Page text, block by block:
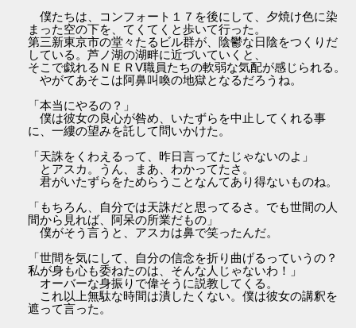
僕たちは、コンフォート１７を後にして、夕焼け色に染
まった空の下を、てくてくと歩いて行った。
第三新東京市の堂々たるビル群が、陰鬱な日陰をつくりだ
している。芦ノ湖の湖畔に近づいていくと、
そこで戯れるＮＥＲV職員たちの軟弱な気配が感じられる。
やがてあそこは阿鼻叫喚の地獄となるだろうね。
「本当にやるの？」
僕は彼女の良心が咎め、いたずらを中止してくれる事
に、一縷の望みを託して問いかけた。
「天誅をくわえるって、昨日言ってたじゃないのよ」
とアスカ。うん、まあ、わかってたさ。
君がいたずらをためらうことなんてあり得ないものね。
「もちろん、自分では天誅だと思ってるさ。でも世間の人
間から見れば、阿呆の所業だもの」
僕がそう言うと、アスカは鼻で笑ったんだ。
「世間を気にして、自分の信念を折り曲げるっていうの？
私が身も心も委ねたのは、そんな人じゃないわ！」
オーバーな身振りで偉そうに説教してくる。
これ以上無駄な時間は潰したくない。僕は彼女の講釈を
遮って言った。